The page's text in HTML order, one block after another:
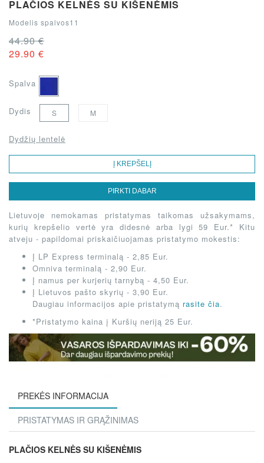
PLAČIOS KELNĖS SU KIŠENĖMIS
Modelis spalvos11
44.90 €
29.90 €
Spalva
Dydis S M
Dydžių lentelė
Į KREPŠELĮ
PIRKTI DABAR
Lietuvoje nemokamas pristatymas taikomas užsakymams,
kurių krepšelio vertė yra didesnė arba lygi 59 Eur.* Kitu
atveju - papildomai priskaičiuojamas pristatymo mokestis:
Į LP Express terminalą - 2,85 Eur.
Omniva terminalą - 2,90 Eur.
Į namus per kurjerių tarnybą - 4,50 Eur.
Į Lietuvos pašto skyrių - 3,90 Eur.
Daugiau informacijos apie pristatymą rasite čia.
*Pristatymo kaina į Kuršių neriją 25 Eur.
PREKĖS INFORMACIJA
PRISTATYMAS IR GRĄŽINIMAS
PLAČIOS KELNĖS SU KIŠENĖMIS